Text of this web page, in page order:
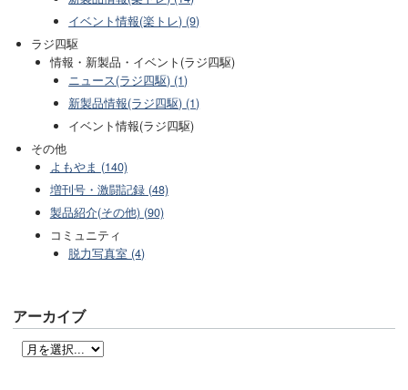
イベント情報(楽トレ) (9)
ラジ四駆
情報・新製品・イベント(ラジ四駆)
ニュース(ラジ四駆) (1)
新製品情報(ラジ四駆) (1)
イベント情報(ラジ四駆)
その他
よもやま (140)
増刊号・激闘記録 (48)
製品紹介(その他) (90)
コミュニティ
脱力写真室 (4)
アーカイブ